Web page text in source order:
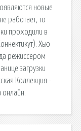
новые
работает, то
проходили в
Хью
режиссером
загрузки
Коллекция -